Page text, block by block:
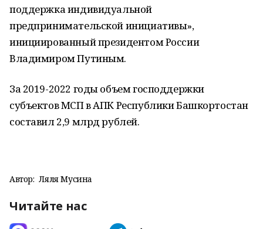
поддержка индивидуальной
предпринимательской инициативы»,
инициированный президентом России
Владимиром Путиным.
За 2019-2022 годы объем господдержки
субъектов МСП в АПК Республики Башкортостан
составил 2,9 млрд рублей.
Автор: Ляля Мусина
Читайте нас